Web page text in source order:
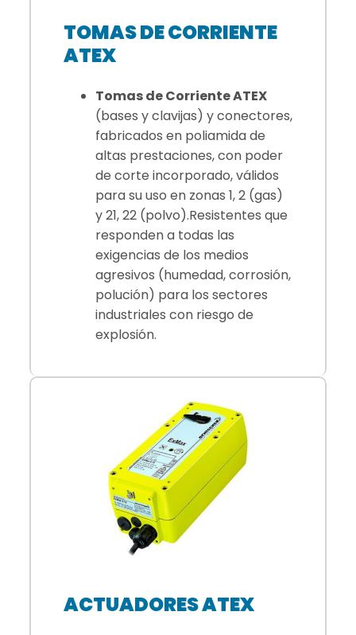
TOMAS DE CORRIENTE
ATEX
Tomas de Corriente ATEX
(bases y clavijas) y conectores,
fabricados en poliamida de
altas prestaciones, con poder
de corte incorporado, válidos
para su uso en zonas 1, 2 (gas)
y 21, 22 (polvo).Resistentes que
responden a todas las
exigencias de los medios
agresivos (humedad, corrosión,
polución) para los sectores
industriales con riesgo de
explosión.
ACTUADORES ATEX